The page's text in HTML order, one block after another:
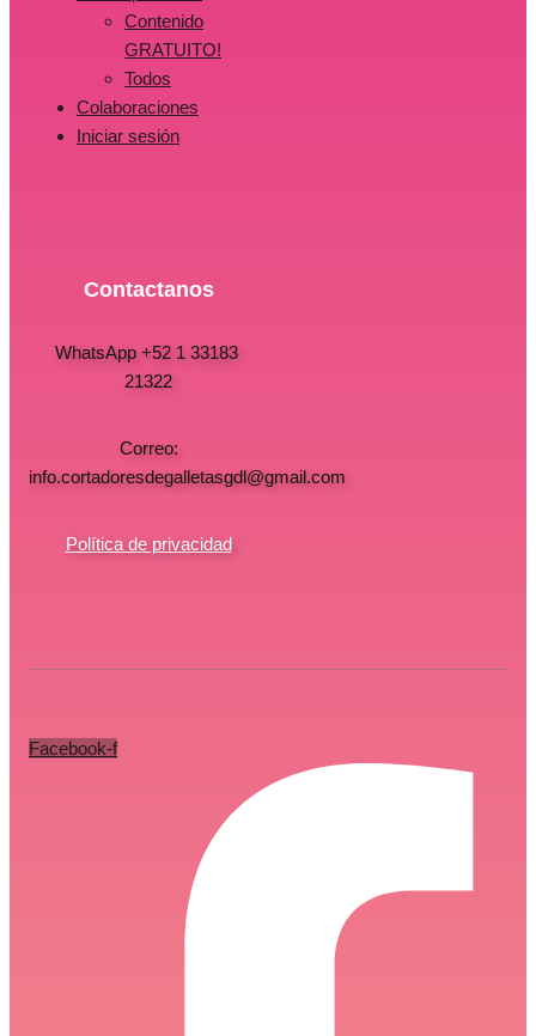
Contenido
GRATUITO!
Todos
Colaboraciones
Iniciar sesión
Contactanos
WhatsApp +52 1 33183
21322
Correo:
info.cortadoresdegalletasgdl@gmail.com
Política de privacidad
Facebook-f